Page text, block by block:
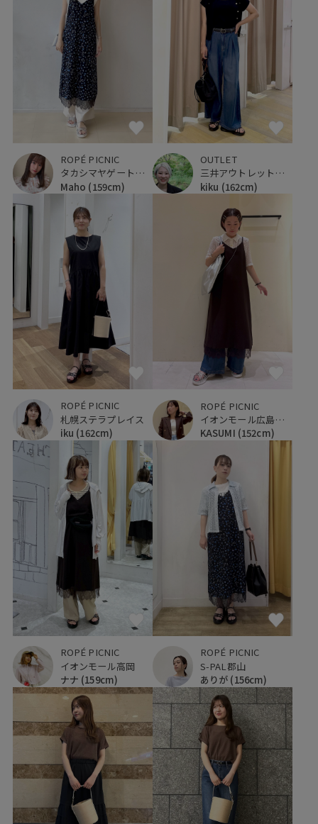
ROPÉ PICNIC
タカシマヤゲートタワーモール
Maho (159cm)
OUTLET
三井アウトレットパーク 仙台港
kiku (162cm)
ROPÉ PICNIC
札幌ステラプレイス
iku (162cm)
ROPÉ PICNIC
イオンモール広島府中
KASUMI (152cm)
ROPÉ PICNIC
イオンモール高岡
ナナ (159cm)
ROPÉ PICNIC
S-PAL郡山
ありが (156cm)